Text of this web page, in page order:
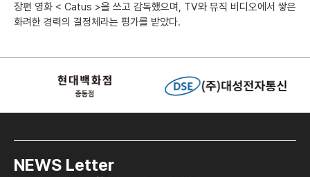
장편 영화 < Catus >을 쓰고 감독했으며, TV와 뮤직 비디오에서 쌓은
화려한 경력의 결정체라는 평가를 받았다.
NEWS Letter